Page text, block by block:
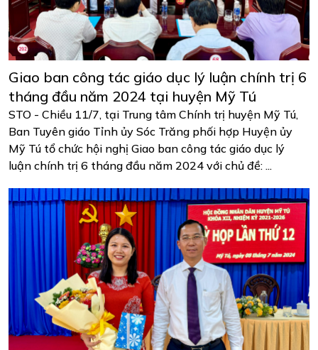
Giao ban công tác giáo dục lý luận chính trị 6
tháng đầu năm 2024 tại huyện Mỹ Tú
STO - Chiều 11/7, tại Trung tâm Chính trị huyện Mỹ Tú,
Ban Tuyên giáo Tỉnh ủy Sóc Trăng phối hợp Huyện ủy
Mỹ Tú tổ chức hội nghị Giao ban công tác giáo dục lý
luận chính trị 6 tháng đầu năm 2024 với chủ đề: ...